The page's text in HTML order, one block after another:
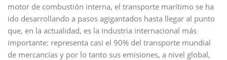
motor de combustión interna, el transporte marítimo se ha
ido desarrollando a pasos agigantados hasta llegar al punto
que, en la actualidad, es la industria internacional más
importante: representa casi el 90% del transporte mundial
de mercancías y por lo tanto sus emisiones, a nivel global,